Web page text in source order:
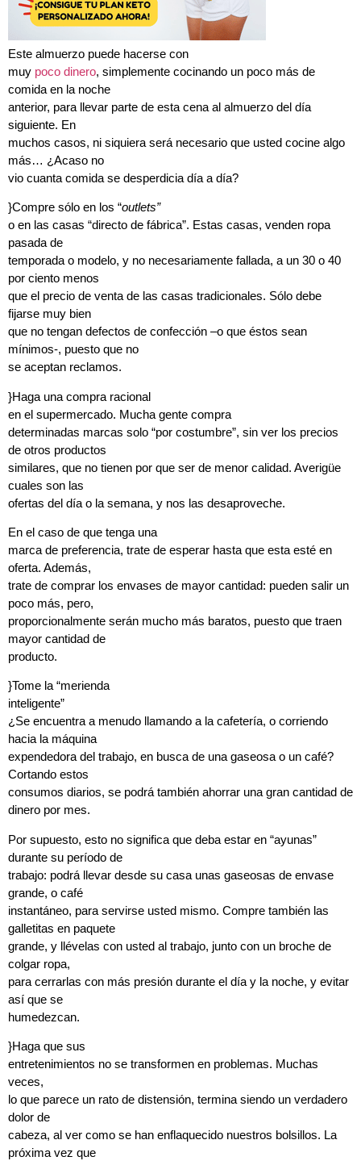
Este almuerzo puede hacerse con
muy poco dinero, simplemente cocinando un poco más de
comida en la noche
anterior, para llevar parte de esta cena al almuerzo del día
siguiente. En
muchos casos, ni siquiera será necesario que usted cocine algo
más… ¿Acaso no
vio cuanta comida se desperdicia día a día?
}Compre sólo en los “outlets”
o en las casas “directo de fábrica”. Estas casas, venden ropa
pasada de
temporada o modelo, y no necesariamente fallada, a un 30 o 40
por ciento menos
que el precio de venta de las casas tradicionales. Sólo debe
fijarse muy bien
que no tengan defectos de confección –o que éstos sean
mínimos-, puesto que no
se aceptan reclamos.
}Haga una compra racional
en el supermercado. Mucha gente compra
determinadas marcas solo “por costumbre”, sin ver los precios
de otros productos
similares, que no tienen por que ser de menor calidad. Averigüe
cuales son las
ofertas del día o la semana, y nos las desaproveche.
En el caso de que tenga una
marca de preferencia, trate de esperar hasta que esta esté en
oferta. Además,
trate de comprar los envases de mayor cantidad: pueden salir un
poco más, pero,
proporcionalmente serán mucho más baratos, puesto que traen
mayor cantidad de
producto.
}Tome la “merienda
inteligente”
¿Se encuentra a menudo llamando a la cafetería, o corriendo
hacia la máquina
expendedora del trabajo, en busca de una gaseosa o un café?
Cortando estos
consumos diarios, se podrá también ahorrar una gran cantidad de
dinero por mes.
Por supuesto, esto no significa que deba estar en “ayunas”
durante su período de
trabajo: podrá llevar desde su casa unas gaseosas de envase
grande, o café
instantáneo, para servirse usted mismo. Compre también las
galletitas en paquete
grande, y llévelas con usted al trabajo, junto con un broche de
colgar ropa,
para cerrarlas con más presión durante el día y la noche, y evitar
así que se
humedezcan.
}Haga que sus
entretenimientos no se transformen en problemas. Muchas
veces,
lo que parece un rato de distensión, termina siendo un verdadero
dolor de
cabeza, al ver como se han enflaquecido nuestros bolsillos. La
próxima vez que